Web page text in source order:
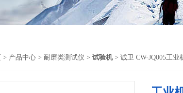
> 产品中心 > 耐磨类测试仪 > 试验机> 诚卫 CW-JQ005工